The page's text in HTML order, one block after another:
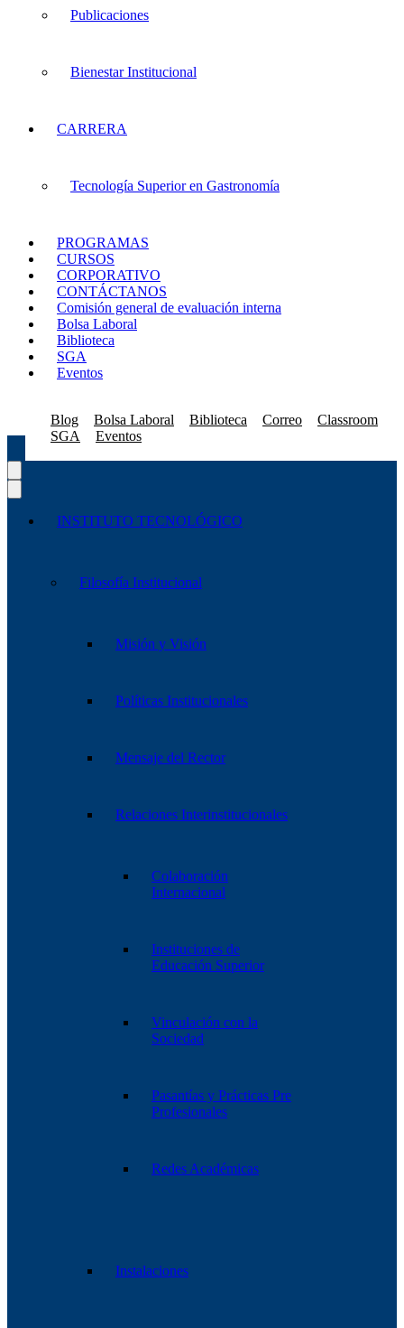
Publicaciones
Bienestar Institucional
CARRERA
Tecnología Superior en Gastronomía
PROGRAMAS
CURSOS
CORPORATIVO
CONTÁCTANOS
Comisión general de evaluación interna
Bolsa Laboral
Biblioteca
SGA
Eventos
Blog Bolsa Laboral Biblioteca Correo
Classroom
SGA
Eventos
INSTITUTO TECNOLÓGICO
Filosofía Institucional
Misión y Visión
Políticas Institucionales
Mensaje del Rector
Relaciones Interinstitucionales
Colaboración
Internacional
Instituciones de
Educación Superior
Vinculación con la
Sociedad
Pasantías y Prácticas Pre
Profesionales
Redes Académicas
Instalaciones